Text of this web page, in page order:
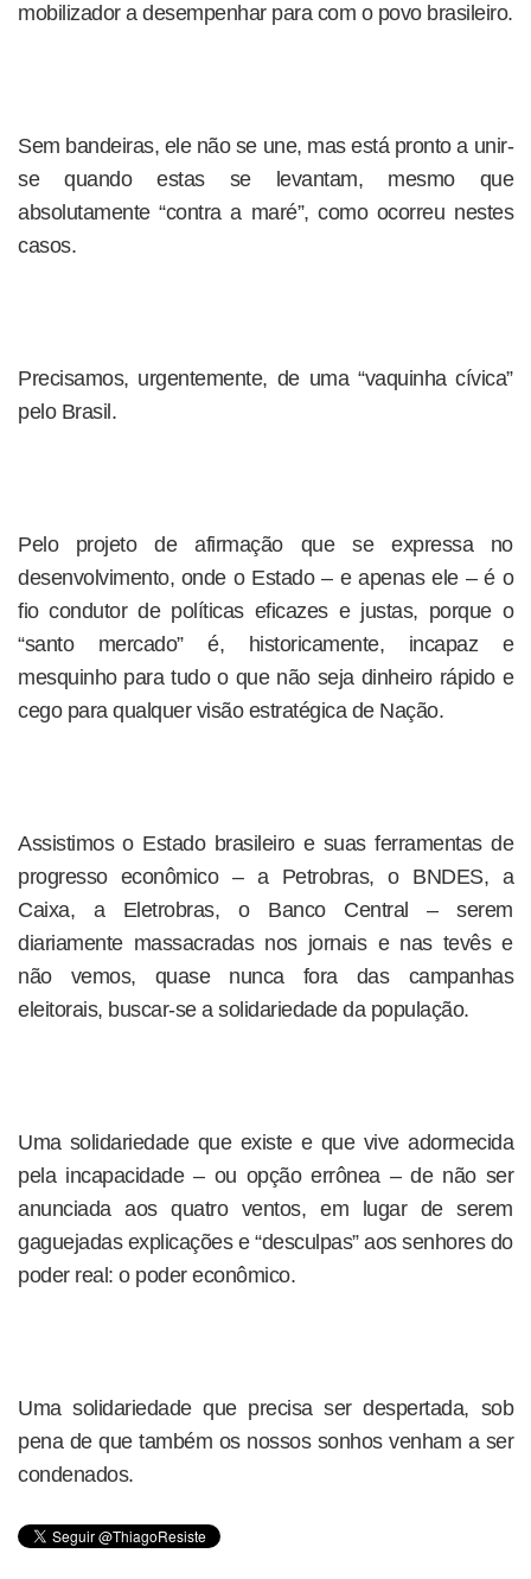
mobilizador a desempenhar para com o povo brasileiro.
Sem bandeiras, ele não se une, mas está pronto a unir-
se quando estas se levantam, mesmo que
absolutamente “contra a maré”, como ocorreu nestes
casos.
Precisamos, urgentemente, de uma “vaquinha cívica”
pelo Brasil.
Pelo projeto de afirmação que se expressa no
desenvolvimento, onde o Estado – e apenas ele – é o
fio condutor de políticas eficazes e justas, porque o
“santo mercado” é, historicamente, incapaz e
mesquinho para tudo o que não seja dinheiro rápido e
cego para qualquer visão estratégica de Nação.
Assistimos o Estado brasileiro e suas ferramentas de
progresso econômico – a Petrobras, o BNDES, a
Caixa, a Eletrobras, o Banco Central – serem
diariamente massacradas nos jornais e nas tevês e
não vemos, quase nunca fora das campanhas
eleitorais, buscar-se a solidariedade da população.
Uma solidariedade que existe e que vive adormecida
pela incapacidade – ou opção errônea – de não ser
anunciada aos quatro ventos, em lugar de serem
gaguejadas explicações e “desculpas” aos senhores do
poder real: o poder econômico.
Uma solidariedade que precisa ser despertada, sob
pena de que também os nossos sonhos venham a ser
condenados.